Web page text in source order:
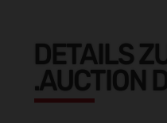
DETAILS
.AUCTION